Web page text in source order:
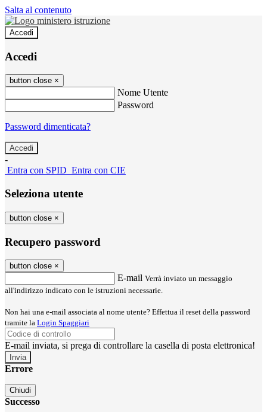
Salta al contenuto
Accedi
Accedi
button close ×
Nome Utente
Password
Password dimenticata?
-
Entra con SPID Entra con CIE
Seleziona utente
button close ×
Recupero password
button close ×
E-mail Verrà inviato un messaggio
all'indirizzo indicato con le istruzioni necessarie.
Non hai una e-mail associata al nome utente? Effettua il reset della password
tramite la Login Spaggiari
E-mail inviata, si prega di controllare la casella di posta elettronica!
Errore
Chiudi
Successo